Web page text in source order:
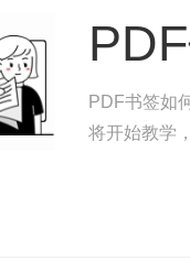
PDF书签如
将开始教学